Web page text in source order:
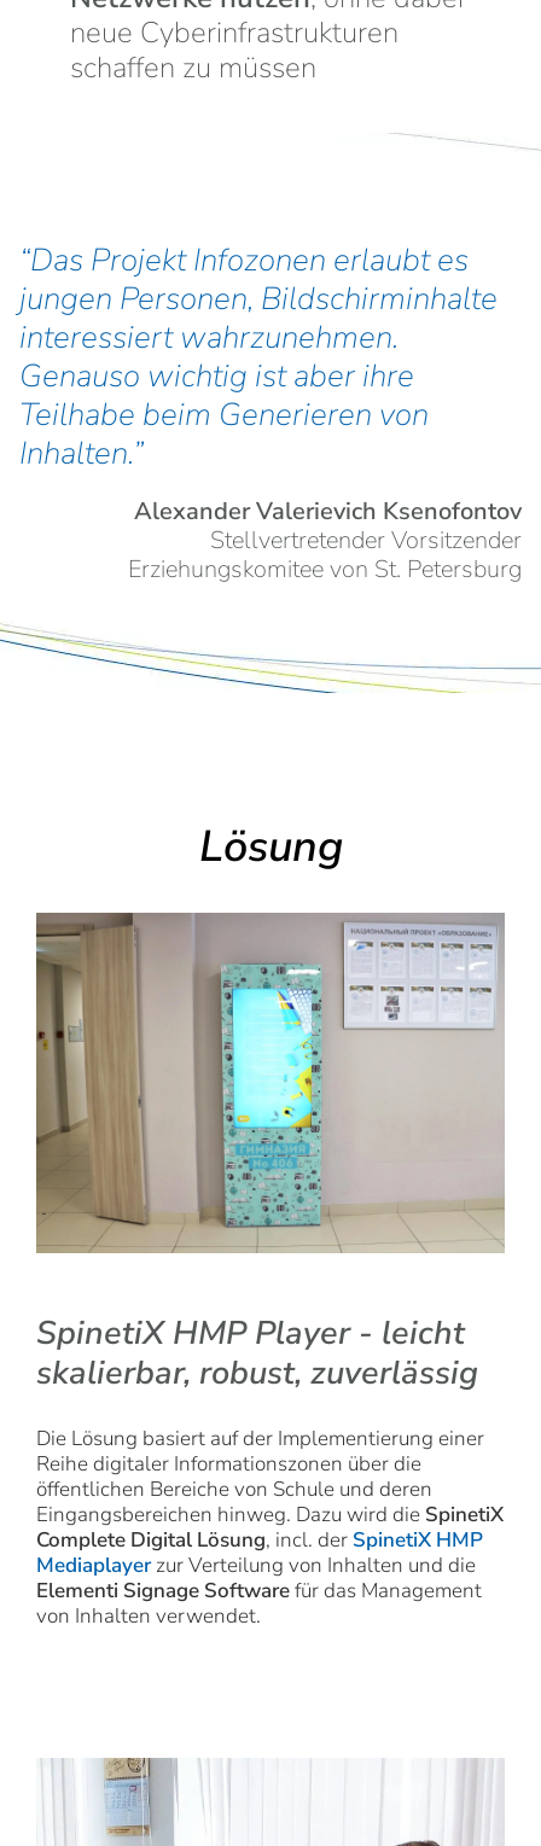
neue Cyberinfrastrukturen
schaffen zu müssen
Das Projekt Infozonen erlaubt es
jungen Personen, Bildschirminhalte
interessiert wahrzunehmen.
Genauso wichtig ist aber ihre
Teilhabe beim Generieren von
Inhalten.
Alexander Valerievich Ksenofontov
Stellvertretender Vorsitzender
Erziehungskomitee von St. Petersburg
Lösung
SpinetiX HMP Player - leicht
skalierbar, robust, zuverlässig
Die Lösung basiert auf der Implementierung einer
Reihe digitaler Informationszonen über die
öffentlichen Bereiche von Schule und deren
Eingangsbereichen hinweg. Dazu wird die SpinetiX
Complete Digital Lösung, incl. der SpinetiX HMP
Mediaplayerzur Verteilung von Inhalten und die
Elementi Signage Softwarefür das Management
von Inhalten verwendet.